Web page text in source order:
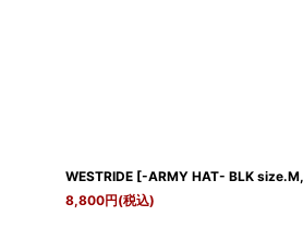
WESTRIDE [-ARMY HAT- BLK
8,800円(税込)